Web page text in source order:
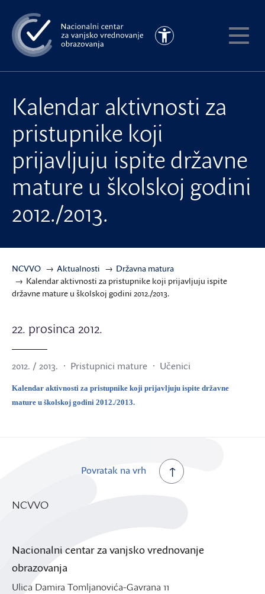
na
glavni
sadržaj
Pristupačnost
Kalendar aktivnosti za
pristupnike koji
prijavljuju ispite državne
mature u školskoj godini
2012./2013.
NCVVO Aktualnosti
Državna matura
Kalendar aktivnosti za pristupnike koji prijavljuju ispite
državne mature u školskoj godini 2012./2013.
22. prosinca 2012.
2012. / 2013. Pristupnici mature Učenici
Kalendar aktivnosti za pristupnike koji prijavljuju ispite državne
mature u školskoj godini 2012./2013.
Povratak na vrh
NCVVO
Nacionalni centar za vanjsko vrednovanje
obrazovanja
Ulica Damira Tomljanovića-Gavrana 11